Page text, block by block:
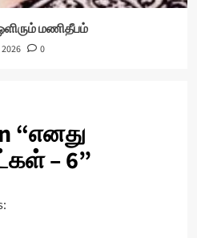
மணிதீபம்
0
“எனது
– 6”